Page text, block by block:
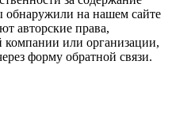
обнаружили на нашем сайте
авторские права,
или организации,
форму обратной связи.